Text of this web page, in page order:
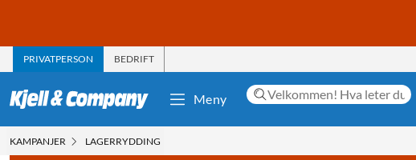
PRIVATPERSON BEDRIFT
Meny
KAMPANJER LAGERRYDDING